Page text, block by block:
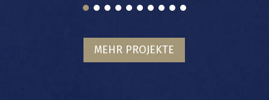
MEHR PROJEKTE